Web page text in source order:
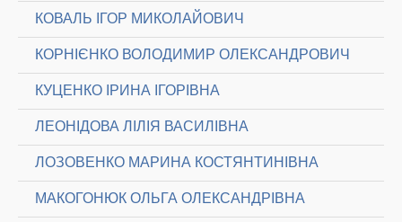
КОВАЛЬ ІГОР МИКОЛАЙОВИЧ
КОРНІЄНКО ВОЛОДИМИР ОЛЕКСАНДРОВИЧ
КУЦЕНКО ІРИНА ІГОРІВНА
ЛЕОНІДОВА ЛІЛІЯ ВАСИЛІВНА
ЛОЗОВЕНКО МАРИНА КОСТЯНТИНІВНА
МАКОГОНЮК ОЛЬГА ОЛЕКСАНДРІВНА